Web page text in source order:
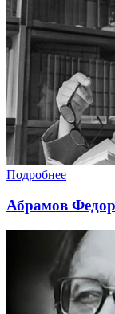
Подробнее
Абрамов